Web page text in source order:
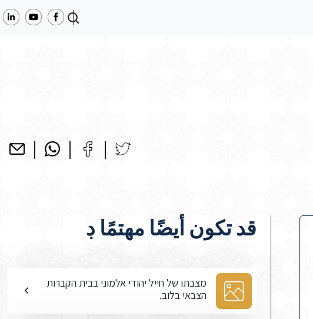
قد تكون أيضًا مهتمًا ڊ
מצבתו של חייל יהודי אלמוני בבית הקברות
הצבאי בלוב.